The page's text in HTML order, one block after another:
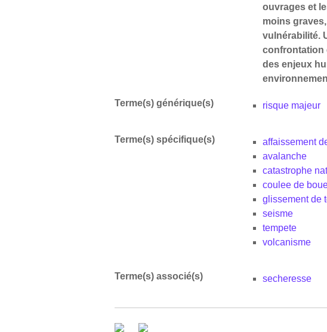
ouvrages et
moins
vulnérabilité.
confrontation
des enjeux
Terme(s) générique(s) risque majeur
Terme(s) spécifique(s)
affaissement
avalanche
catastrophe
coulee de
glissement de
seisme
tempete
volcanisme
Terme(s) associé(s) secheresse